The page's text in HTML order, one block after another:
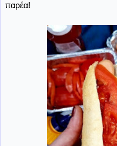
παρέα!